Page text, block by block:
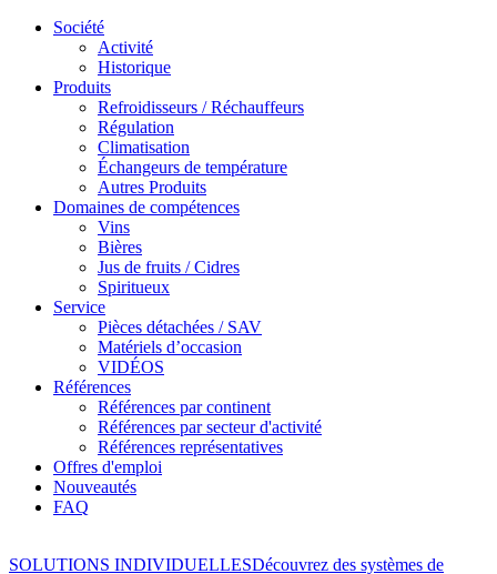
Société
Activité
Historique
Produits
Refroidisseurs / Réchauffeurs
Régulation
Climatisation
Échangeurs de température
Autres Produits
Domaines de compétences
Vins
Bières
Jus de fruits / Cidres
Spiritueux
Service
Pièces détachées / SAV
Matériels d’occasion
VIDÉOS
Références
Références par continent
Références par secteur d'activité
Références représentatives
Offres d'emploi
Nouveautés
FAQ
SOLUTIONS INDIVIDUELLESDécouvrez des systèmes de